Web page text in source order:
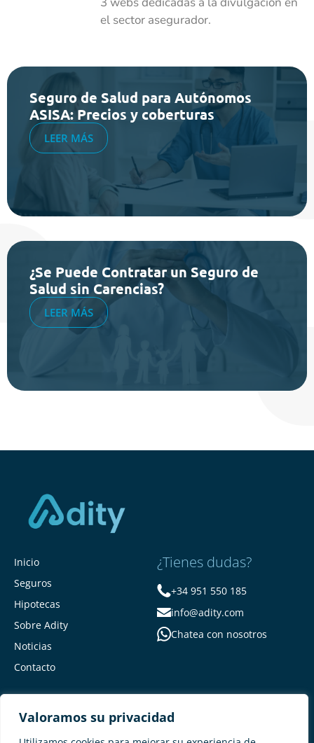
Valoramos su privacidad
el sector asegurador.
Seguro de Salud para Autónomos
ASISA: Precios y coberturas
LEER MÁS
¿Se Puede Contratar un Seguro de
Salud sin Carencias?
LEER MÁS
Inicio
Seguros
Hipotecas
Sobre Adity
Noticias
Contacto
¿Tienes dudas?
+34 951 550 185
info@adity.com
Chatea con nosotros